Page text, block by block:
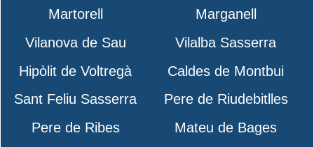
Martorell
Marganell
Vilanova de Sau
Vilalba Sasserra
Hipòlit de Voltregà
Caldes de Montbui
Sant Feliu Sasserra
Pere de Riudebitlles
Pere de Ribes
Mateu de Bages